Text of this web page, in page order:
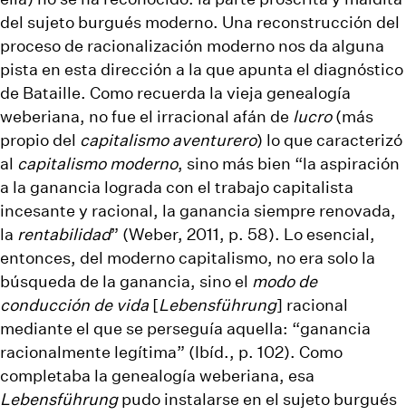
del sujeto burgués moderno. Una reconstrucción del
proceso de racionalización moderno nos da alguna
pista en esta dirección a la que apunta el diagnóstico
de Bataille. Como recuerda la vieja genealogía
weberiana, no fue el irracional afán de lucro(más
propio del capitalismo aventurero) lo que caracterizó
al capitalismo moderno, sino más bien “la aspiración
a la ganancia lograda con el trabajo capitalista
incesante y racional, la ganancia siempre renovada,
la rentabilidad” (Weber, 2011, p. 58). Lo esencial,
entonces, del moderno capitalismo, no era solo la
búsqueda de la ganancia, sino el modo de
conducción de vida [Lebensführung] racional
mediante el que se perseguía aquella: “ganancia
racionalmente legítima” (Ibíd., p. 102). Como
completaba la genealogía weberiana, esa
Lebensführungpudo instalarse en el sujeto burgués